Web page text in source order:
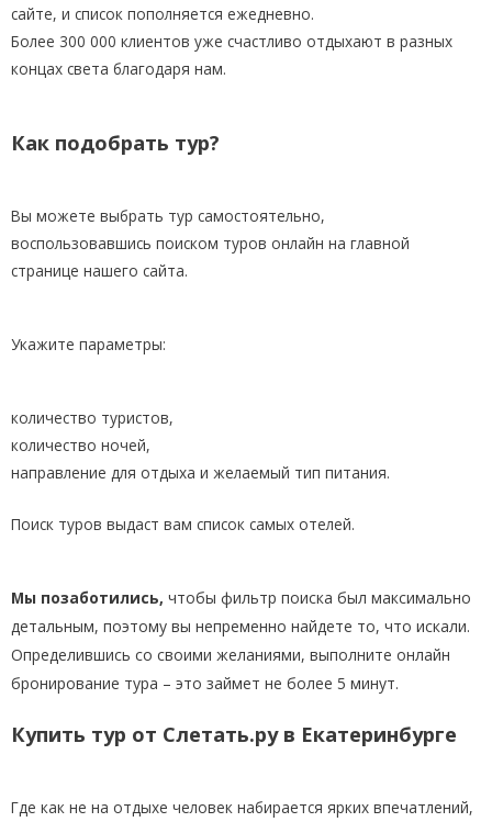
сайте, и список пополняется ежедневно.
Более 300 000 клиентов уже счастливо отдыхают в разных
концах света благодаря нам.
Как подобрать тур?
Вы можете выбрать тур самостоятельно,
воспользовавшись поиском туров онлайн на главной
странице нашего сайта.
Укажите параметры:
количество туристов,
количество ночей,
направление для отдыха и желаемый тип питания.
Поиск туров выдаст вам список самых отелей.
Мы позаботились, чтобы фильтр поиска был максимально
детальным, поэтому вы непременно найдете то, что искали.
Определившись со своими желаниями, выполните онлайн
бронирование тура – это займет не более 5 минут.
Купить тур от Слетать.ру в Екатеринбурге
Где как не на отдыхе человек набирается ярких впечатлений,